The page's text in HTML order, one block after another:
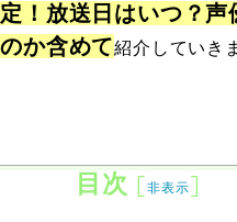
！放送日はいつ？声
か含めて紹介していき
目次 [非表示]